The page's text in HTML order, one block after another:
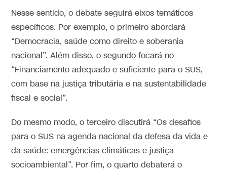
Nesse sentido, o debate seguirá eixos temáticos
específicos. Por exemplo, o primeiro abordará
“Democracia, saúde como direito e soberania
nacional”. Além disso, o segundo focará no
“Financiamento adequado e suficiente para o SUS,
com base na justiça tributária e na sustentabilidade
fiscal e social”.
Do mesmo modo, o terceiro discutirá “Os desafios
para o SUS na agenda nacional da defesa da vida e
da saúde: emergências climáticas e justiça
socioambiental”. Por fim, o quarto debaterá o